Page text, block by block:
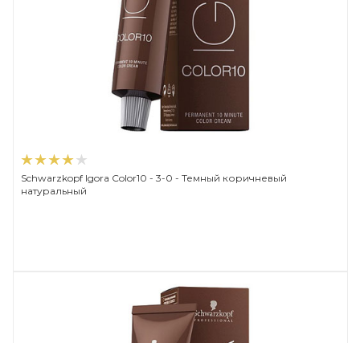
Schwarzkopf Igora Color10 - 3-0 - Темный коричневый
натуральный